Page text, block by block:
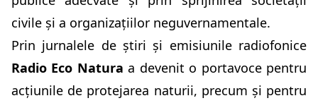
civile și a organizațiilor neguvernamentale.
Prin jurnalele de știri și emisiunile radiofonice
Radio Eco Natura a devenit o portavoce pentru
acțiunile de protejarea naturii, precum și pentru